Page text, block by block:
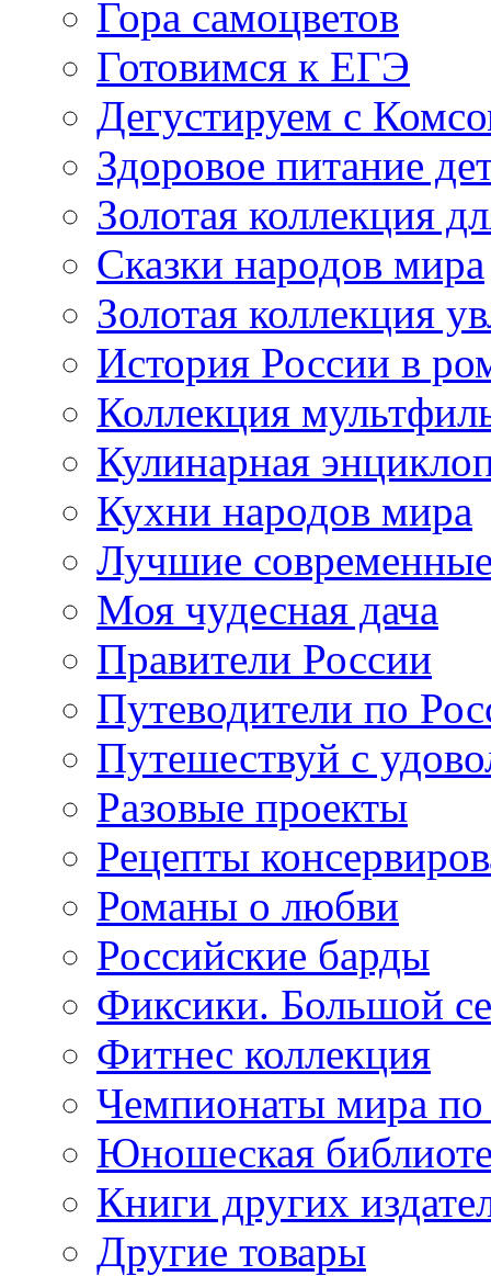
Гора самоцветов
Готовимся к ЕГЭ
Дегустируем с
Здоровое питание
Золотая коллекция
Сказки народов мира
Золотая коллекция
История России в
Коллекция
Кулинарная
Кухни народов мира
Лучшие
Моя чудесная дача
Правители России
Путеводители по
Путешествуй с
Разовые проекты
Рецепты
Романы о любви
Российские барды
Фиксики. Большой
Фитнес коллекция
Чемпионаты мира по
Юношеская
Книги других
Другие товары